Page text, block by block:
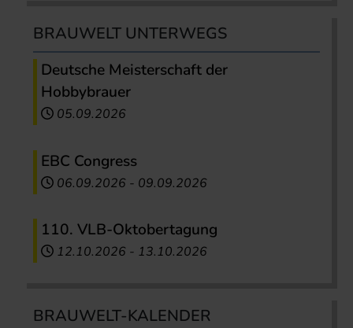
BRAUWELT UNTERWEGS
Deutsche Meisterschaft der
Hobbybrauer
05.09.2026
EBC Congress
06.09.2026 - 09.09.2026
110. VLB-Oktobertagung
12.10.2026 - 13.10.2026
BRAUWELT-KALENDER